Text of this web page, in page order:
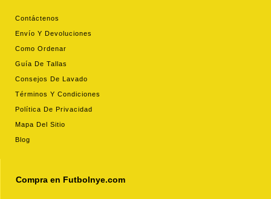
Contáctenos
Envío Y Devoluciones
Como Ordenar
Guía De Tallas
Consejos De Lavado
Términos Y Condiciones
Política De Privacidad
Mapa Del Sitio
Blog
Compra en Futbolnye.com